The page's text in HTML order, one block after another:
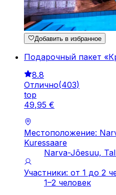
Добавить в избранное
Подарочный пакет
8.8
Отлично(403)
top
49,95 €
Местоположение:
Kuressaare
Narva-Jõesuu,
Участники: от 1 до 2
1–2 человек